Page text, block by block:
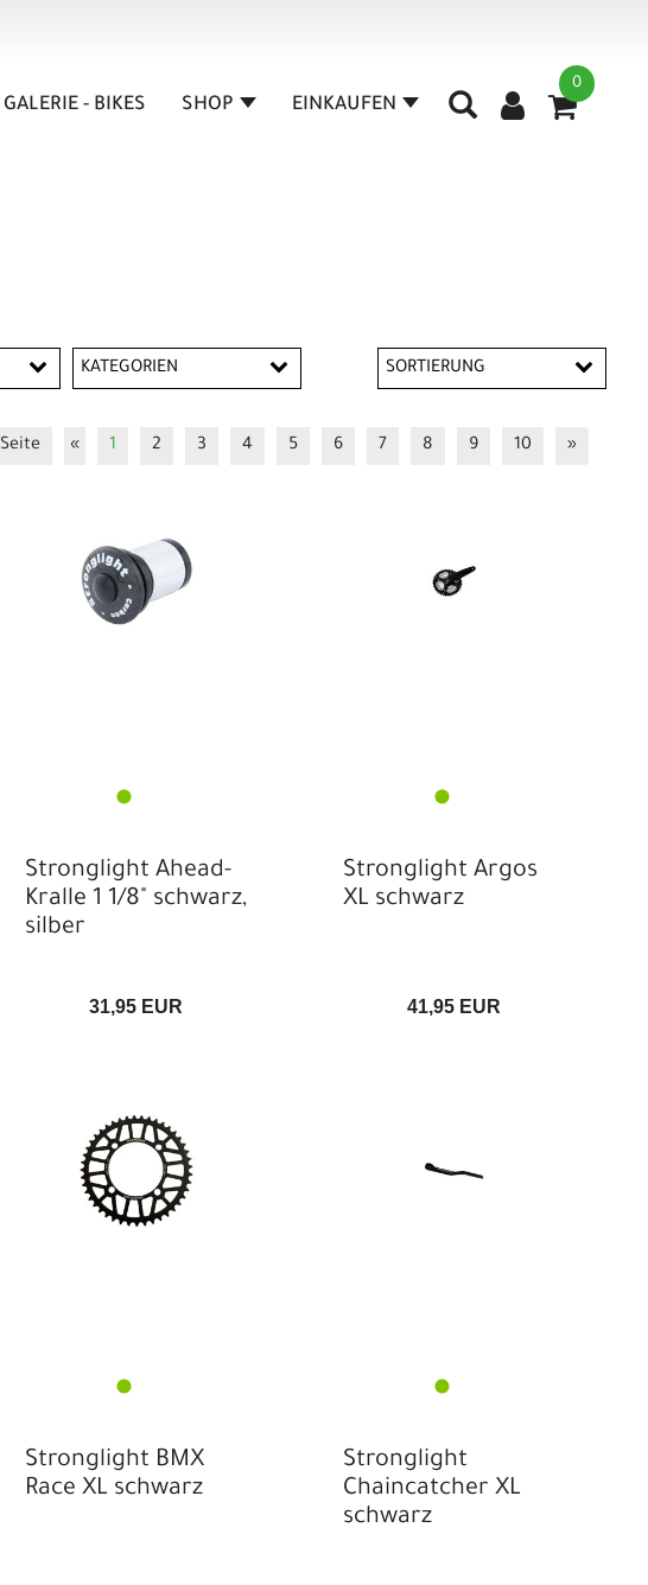
0
GALERIE - BIKES SHOP EINKAUFEN
SORTIERUNG
KATEGORIEN
Kettenblätter
Stronglight
Kleinteile sonstige
Ersatzteile
Schutzbleche
Seite « 1 2 3 4 5 6 7 8 9 10 »
Stronglight Ahead-
Kralle 1 1/8" schwarz,
silber
31,95 EUR
Stronglight Argos
XL schwarz
41,95 EUR
Stronglight BMX
Race XL schwarz
Stronglight
Chaincatcher XL
schwarz